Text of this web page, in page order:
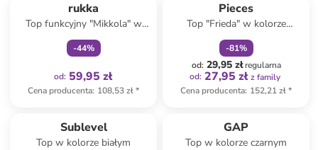
rukka
Top funkcyjny "Mikkola" w
kolorze czarnym
-44%
od: 59,95 zł
Cena producenta: 108,53 zł*
Pieces
Top "Frieda" w kolorze
brązowym
-81%
od: 29,95 złregularna
od: 27,95 zł z family
Cena producenta: 152,21 zł*
Sublevel
Top w kolorze białym
GAP
Top w kolorze czarnym